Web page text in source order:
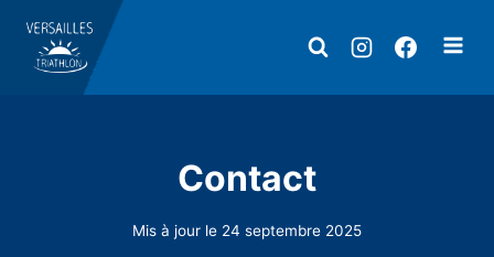
contenu
Contact
Mis à jour le 24 septembre 2025